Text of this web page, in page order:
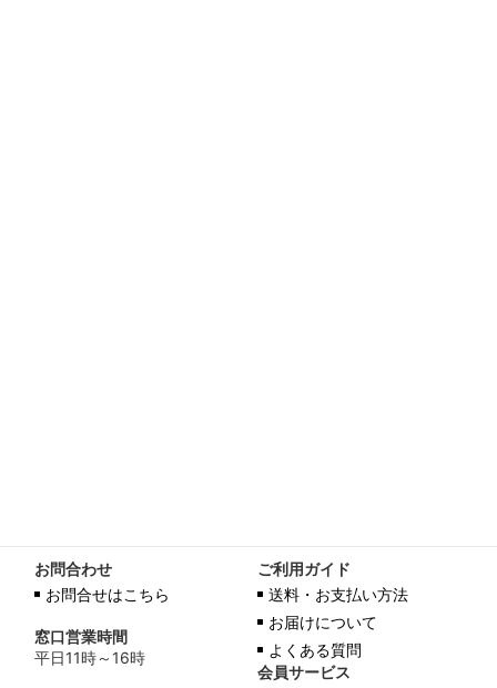
お問合わせ
お問合せはこちら
窓口営業時間
平日11時～16時
ご利用ガイド
送料・お支払い方法
お届けについて
よくある質問
会員サービス